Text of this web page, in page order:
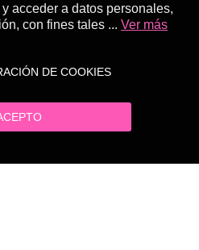
acceder a datos personales,
con fines tales ... Ver más
DE COOKIES